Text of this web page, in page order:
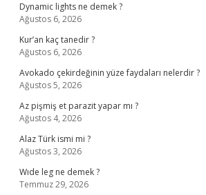
Dynamic lights ne demek ?
Ağustos 6, 2026
Kur’an kaç tanedir ?
Ağustos 6, 2026
Avokado çekirdeğinin yüze faydaları nelerdir ?
Ağustos 5, 2026
Az pişmiş et parazit yapar mı ?
Ağustos 4, 2026
Alaz Türk ismi mi ?
Ağustos 3, 2026
Wıde leg ne demek ?
Temmuz 29, 2026